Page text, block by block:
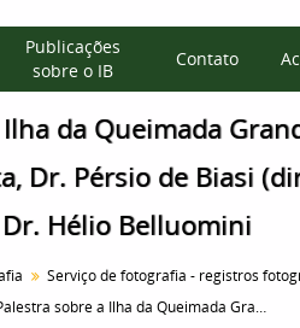
Publicações
sobre o IB
Contato
da Queimada
Dr. Pérsio de Biasi
Hélio Belluomini
Palestra sobre a Ilha da Queimada Grande. mesa principal da esquerda para direita, Dr. Pérsio de Biasi (diretor do Serviço de Animais Peçonhentos) e Dr. Hélio Belluomini